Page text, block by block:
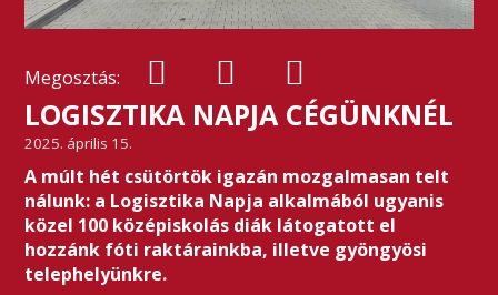
Megosztás:
LOGISZTIKA NAPJA CÉGÜNKNÉL
2025. április 15.
A múlt hét csütörtök igazán mozgalmasan telt
nálunk: a Logisztika Napja alkalmából ugyanis
közel 100 középiskolás diák látogatott el
hozzánk fóti raktárainkba, illetve gyöngyösi
telephelyünkre.